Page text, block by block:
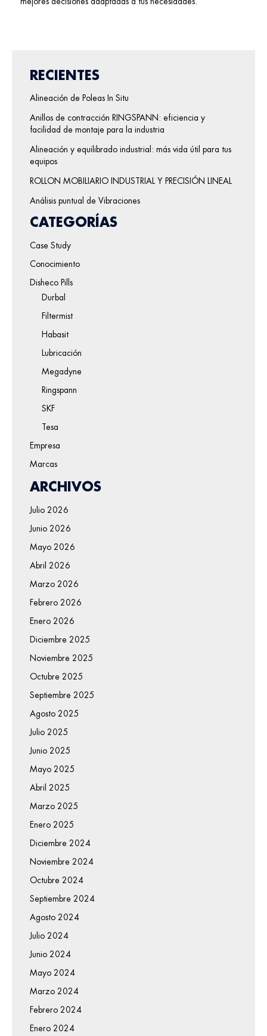
RECIENTES
Alineación de Poleas In Situ
Anillos de contracción RINGSPANN: eficiencia y
facilidad de montaje para la industria
Alineación y equilibrado industrial: más vida útil para tus
equipos
ROLLON MOBILIARIO INDUSTRIAL Y PRECISIÓN LINEAL
Análisis puntual de Vibraciones
CATEGORÍAS
Case Study
Conocimiento
Disheco Pills
Durbal
Filtermist
Habasit
Lubricación
Megadyne
Ringspann
SKF
Tesa
Empresa
Marcas
ARCHIVOS
Julio 2026
Junio 2026
Mayo 2026
Abril 2026
Marzo 2026
Febrero 2026
Enero 2026
Diciembre 2025
Noviembre 2025
Octubre 2025
Septiembre 2025
Agosto 2025
Julio 2025
Junio 2025
Mayo 2025
Abril 2025
Marzo 2025
Enero 2025
Diciembre 2024
Noviembre 2024
Octubre 2024
Septiembre 2024
Agosto 2024
Julio 2024
Junio 2024
Mayo 2024
Marzo 2024
Febrero 2024
Enero 2024